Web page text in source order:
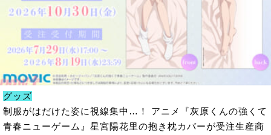
グッズ
制服がはだけた姿に視線集中…！ アニメ『灰原くんの強くて
青春ニューゲーム』星宮陽花里の抱き枕カバーが受注生産商